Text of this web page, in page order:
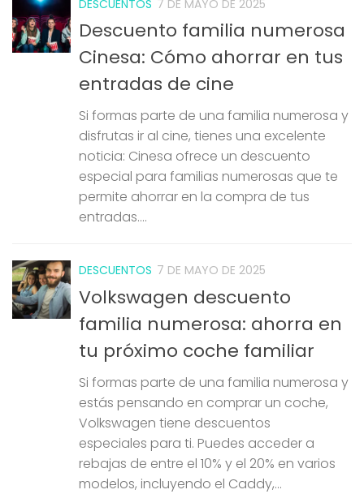
DESCUENTOS 7 DE MAYO DE 2025
Descuento familia numerosa
Cinesa: Cómo ahorrar en tus
entradas de cine
Si formas parte de una familia numerosa y
disfrutas ir al cine, tienes una excelente
noticia: Cinesa ofrece un descuento
especial para familias numerosas que te
permite ahorrar en la compra de tus
entradas....
DESCUENTOS 7 DE MAYO DE 2025
Volkswagen descuento
familia numerosa: ahorra en
tu próximo coche familiar
Si formas parte de una familia numerosa y
estás pensando en comprar un coche,
Volkswagen tiene descuentos
especiales para ti. Puedes acceder a
rebajas de entre el 10% y el 20% en varios
modelos, incluyendo el Caddy,...